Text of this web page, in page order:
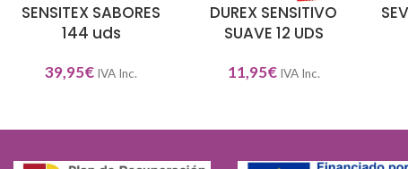
AÑADIR AL CARRITO
SENSITEX SABORES
144 uds
39,95€ IVA Inc.
AÑADIR AL CARRITO
DUREX SENSITIVO
SUAVE 12 UDS
11,95€ IVA Inc.